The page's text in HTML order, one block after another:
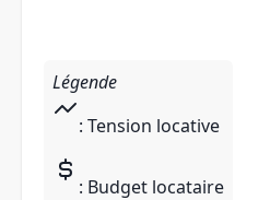
Légende
: Tension locative
: Budget locataire